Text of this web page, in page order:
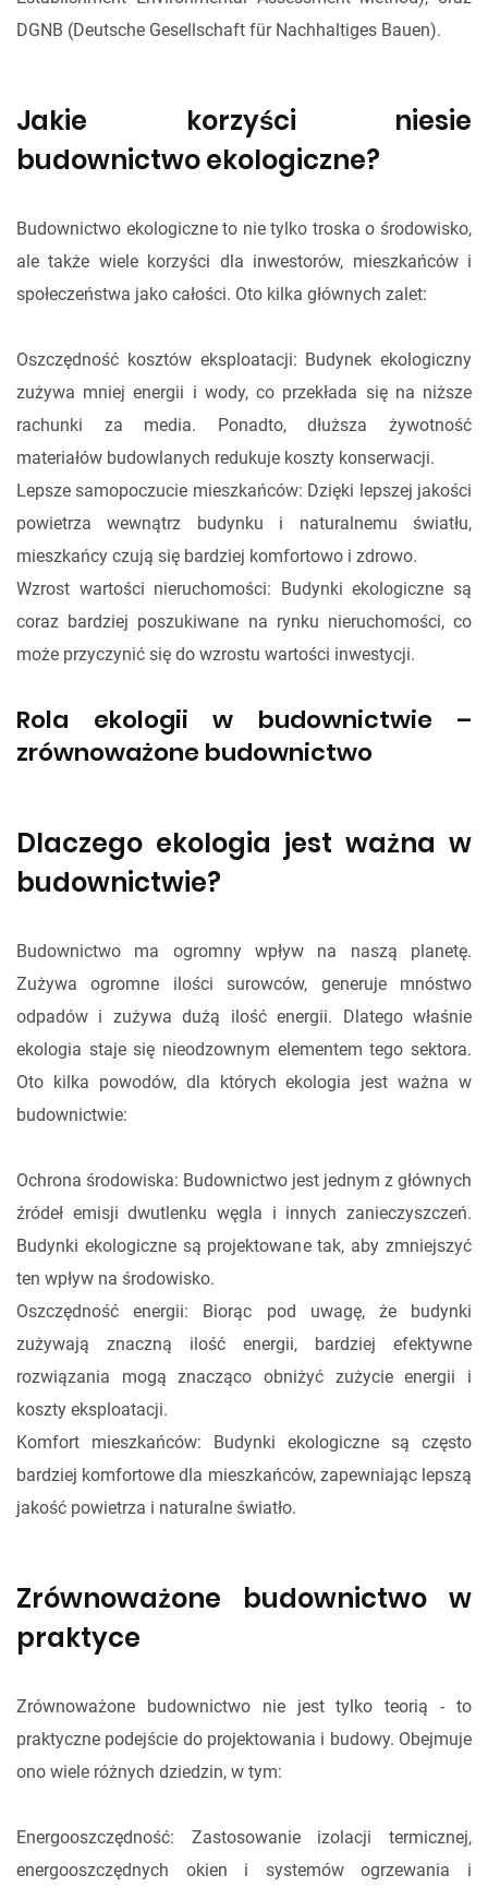
DGNB (Deutsche Gesellschaft für Nachhaltiges Bauen).
Jakie korzyści niesie
budownictwo ekologiczne?
Budownictwo ekologiczne to nie tylko troska o środowisko,
ale także wiele korzyści dla inwestorów, mieszkańców i
społeczeństwa jako całości. Oto kilka głównych zalet:
Oszczędność kosztów eksploatacji: Budynek ekologiczny
zużywa mniej energii i wody, co przekłada się na niższe
rachunki za media. Ponadto, dłuższa żywotność
materiałów budowlanych redukuje koszty konserwacji.
Lepsze samopoczucie mieszkańców: Dzięki lepszej jakości
powietrza wewnątrz budynku i naturalnemu światłu,
mieszkańcy czują się bardziej komfortowo i zdrowo.
Wzrost wartości nieruchomości: Budynki ekologiczne są
coraz bardziej poszukiwane na rynku nieruchomości, co
może przyczynić się do wzrostu wartości inwestycji.
Rola ekologii w budownictwie –
zrównoważone budownictwo
Dlaczego ekologia jest ważna w
budownictwie?
Budownictwo ma ogromny wpływ na naszą planetę.
Zużywa ogromne ilości surowców, generuje mnóstwo
odpadów i zużywa dużą ilość energii. Dlatego właśnie
ekologia staje się nieodzownym elementem tego sektora.
Oto kilka powodów, dla których ekologia jest ważna w
budownictwie:
Ochrona środowiska: Budownictwo jest jednym z głównych
źródeł emisji dwutlenku węgla i innych zanieczyszczeń.
Budynki ekologiczne są projektowane tak, aby zmniejszyć
ten wpływ na środowisko.
Oszczędność energii: Biorąc pod uwagę, że budynki
zużywają znaczną ilość energii, bardziej efektywne
rozwiązania mogą znacząco obniżyć zużycie energii i
koszty eksploatacji.
Komfort mieszkańców: Budynki ekologiczne są często
bardziej komfortowe dla mieszkańców, zapewniając lepszą
jakość powietrza i naturalne światło.
Zrównoważone budownictwo w
praktyce
Zrównoważone budownictwo nie jest tylko teorią - to
praktyczne podejście do projektowania i budowy. Obejmuje
ono wiele różnych dziedzin, w tym:
Energooszczędność: Zastosowanie izolacji termicznej,
energooszczędnych okien i systemów ogrzewania i